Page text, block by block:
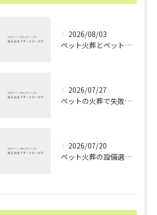
2026/08/03
ペット火葬とペット火葬後の愛媛県北宇和郡松野町で知っておきたい実務と費用比較ガイド
2026/07/27
ペットの火葬で失敗しない業者選択と後悔しないポイントを徹底解説
2026/07/20
ペット火葬の設備選びと愛媛県西条市で安心して見送るためのポイント